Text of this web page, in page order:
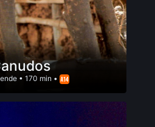
• 170 min •